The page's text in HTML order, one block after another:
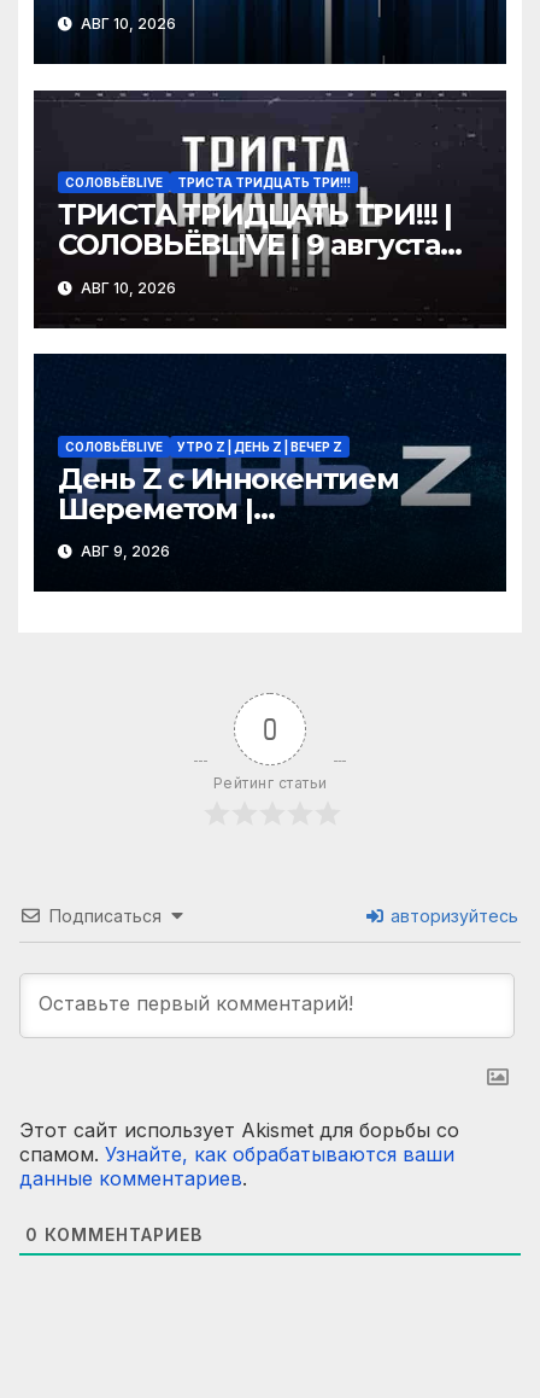
года
АВГ 10, 2026
СОЛОВЬЁВLIVE ТРИСТА ТРИДЦАТЬ ТРИ!!!
ТРИСТА ТРИДЦАТЬ ТРИ!!! |
СОЛОВЬЁВLIVE | 9 августа
2026 года
АВГ 10, 2026
СОЛОВЬЁВLIVE УТРО Z | ДЕНЬ Z | ВЕЧЕР Z
День Z с Иннокентием
Шереметом |
СОЛОВЬЁВLIVE | 9 августа
2026 года
АВГ 9, 2026
0
Рейтинг статьи
Подписаться авторизуйтесь
Этот сайт использует Akismet для борьбы со
спамом. Узнайте, как обрабатываются ваши
данные комментариев.
0 КОММЕНТАРИЕВ